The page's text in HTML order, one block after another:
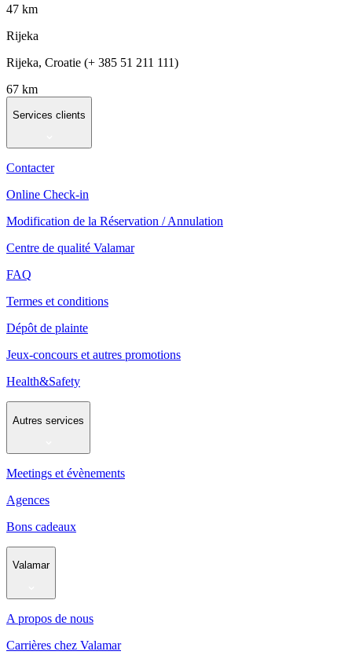
47 km
Rijeka
Rijeka, Croatie (+ 385 51 211 111)
67 km
Services clients
Contacter
Online Check-in
Modification de la Réservation / Annulation
Centre de qualité Valamar
FAQ
Termes et conditions
Dépôt de plainte
Jeux-concours et autres promotions
Health&Safety
Autres services
Meetings et évènements
Agences
Bons cadeaux
Valamar
A propos de nous
Carrières chez Valamar